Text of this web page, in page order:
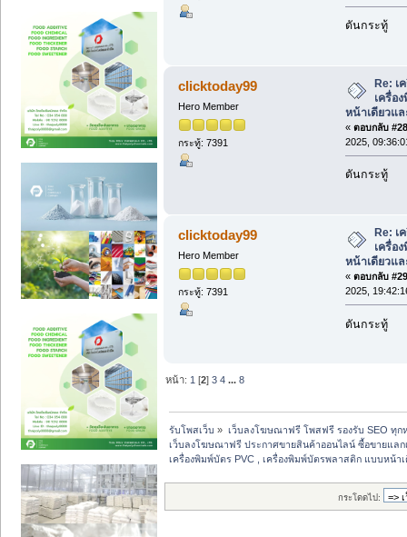
ดันกระทู้
clicktoday99
Hero Member
กระทู้: 7391
Re: เ
เครื่อ
หน้าเดียวแ
« ตอบกลับ
2025,
ดันกระทู้
clicktoday99
Hero Member
กระทู้: 7391
Re: เ
เครื่อ
หน้าเดียวแ
« ตอบกลับ
2025,
ดันกระทู้
หน้า: 1 [2]3 4 ...8
รับโพสเว็บ » เว็บลงโฆษณาฟรี โพสฟรี รองรับ SEO ทุก
เว็บลงโฆษณาฟรี ประกาศขายสินค้าออนไลน์ ซื้อขายแล
เครื่องพิมพ์บัตร PVC , เครื่องพิมพ์บัตรพลาสติก แบบหน้
กระโดดไป: